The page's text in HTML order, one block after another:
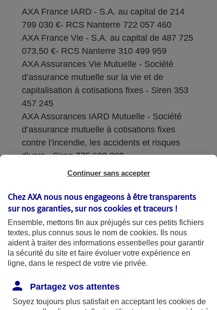
AXA France IARD - S.A. au capital de 214
799 030 €- RCS Nanterre 722 057 460
AXA France Vie - S.A. au capital de 487 725
073,50 €- RCS Nanterre 310 499 959
AXA Assurances Vie Mutuelle - Société
d’assurance mutuelle sur la vie et de
capitalisation à cotisations fixes - Siren 353
457 245
AXA Assurances IARD Mutuelle - Société
d’assurance mutuelle à cotisations fixes
contre l’incendie, les accidents et risques
divers - Siren 775 699 309
Sièges sociaux : 313 Terrasses de l’Arche –
Coordonnées de l'Autorité de contrôle
prudentiel et de résolution (ACPR) : - 4
Place de Budapest - CS 92459 - 75436
Paris Cedex 09. Le détail des procédures de
recours et de réclamation et les
disponibles sur le site axa.fr.
Continuer sans accepter
Chez AXA nous nous engageons à être transparents
sur nos garanties, sur noscookies et traceurs !
Ensemble, mettons fin aux préjugés sur ces petits fichiers
textes, plus connus sous le nom de cookies. Ils nous
aident à traiter des informations essentielles pour garantir
la sécurité du site et faire évoluer votre expérience en
ligne, dans le respect de votre vie privée.
Partagez vos attentes
Soyez toujours plus satisfait en acceptant les cookies de